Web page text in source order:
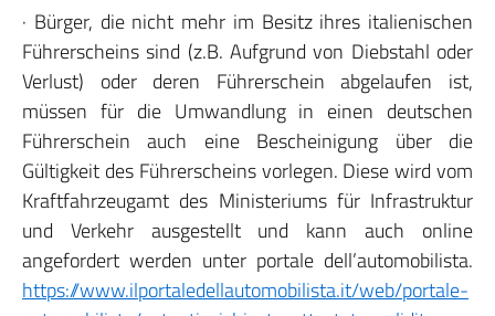
· Bürger, die nicht mehr im Besitz ihres italienischen
Führerscheins sind (z.B. Aufgrund von Diebstahl oder
Verlust) oder deren Führerschein abgelaufen ist,
müssen für die Umwandlung in einen deutschen
Führerschein auch eine Bescheinigung über die
Gültigkeit des Führerscheins vorlegen. Diese wird vom
Kraftfahrzeugamt des Ministeriums für Infrastruktur
und Verkehr ausgestellt und kann auch online
angefordert werden unter portale dell’automobilista.
https://www.ilportaledellautomobilista.it/web/portale-